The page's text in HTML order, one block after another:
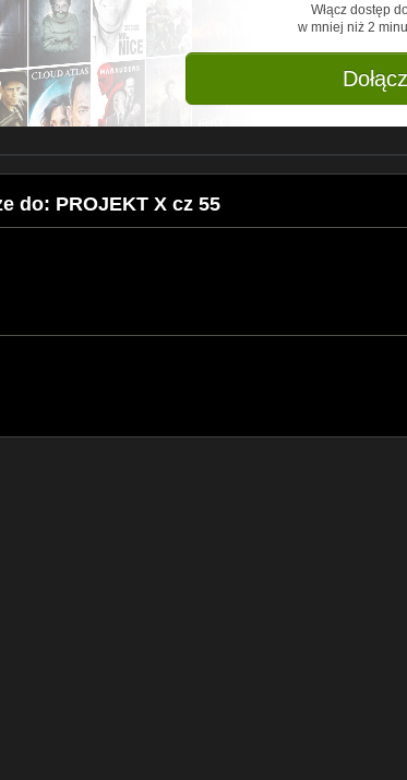
Włącz dostęp
w mniej niż 2
do: PROJEKT X cz 55